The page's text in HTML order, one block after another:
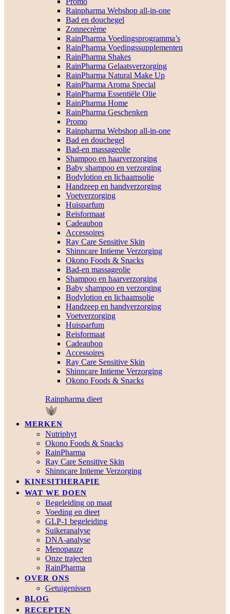
Rainpharma Webshop all-in-one
Bad en douchegel
Zonnecrème
RainPharma Voedingsprogramma’s
RainPharma Voedingssupplementen
RainPharma Shakes
RainPharma Gelaatsverzorging
RainPharma Natural Make Up
RainPharma Aroma Special
RainPharma Essentiële Olie
RainPharma Home
RainPharma Geschenken
Promo
Rainpharma Webshop all-in-one
Bad en douchegel
Bad-en massageolie
Shampoo en haarverzorging
Baby shampoo en verzorging
Bodylotion en lichaamsolie
Handzeep en handverzorging
Voetverzorging
Huisparfum
Reisformaat
Cadeaubon
Accessoires
Ray Care Sensitive Skin
Shinncare Intieme Verzorging
Okono Foods & Snacks
Bad-en massageolie
Shampoo en haarverzorging
Baby shampoo en verzorging
Bodylotion en lichaamsolie
Handzeep en handverzorging
Voetverzorging
Huisparfum
Reisformaat
Cadeaubon
Accessoires
Ray Care Sensitive Skin
Shinncare Intieme Verzorging
Okono Foods & Snacks
Rainpharma dieet
MERKEN
Nutriphyt
Okono Foods & Snacks
RainPharma
Ray Care Sensitive Skin
Shinncare Intieme Verzorging
KINESITHERAPIE
WAT WE DOEN
Begeleiding op maat
Voeding en dieet
GLP-1 begeleiding
Suikeranalyse
DNA-analyse
Menopauze
Onze trajecten
RainPharma
OVER ONS
Getuigenissen
BLOG
RECEPTEN